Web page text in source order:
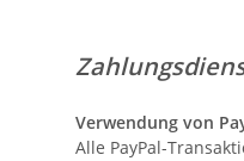
Verwendung von
Alle PayPal-